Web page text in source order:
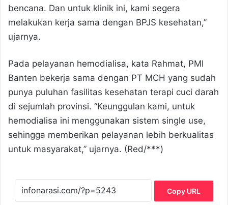
bencana. Dan untuk klinik ini, kami segera
melakukan kerja sama dengan BPJS kesehatan,”
ujarnya.
Pada pelayanan hemodialisa, kata Rahmat, PMI
Banten bekerja sama dengan PT MCH yang sudah
punya puluhan fasilitas kesehatan terapi cuci darah
di sejumlah provinsi. “Keunggulan kami, untuk
hemodialisa ini menggunakan sistem single use,
sehingga memberikan pelayanan lebih berkualitas
untuk masyarakat,” ujarnya. (Red/***)
Copy URL